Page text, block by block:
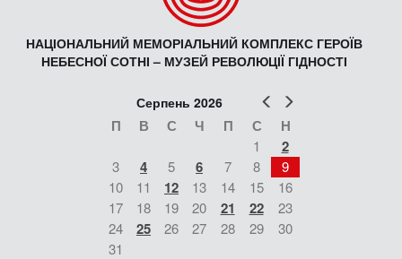
НАЦІОНАЛЬНИЙ МЕМОРІАЛЬНИЙ КОМПЛЕКС ГЕРОЇВ
НЕБЕСНОЇ СОТНІ – МУЗЕЙ РЕВОЛЮЦІЇ ГІДНОСТІ
Попер
Серпень 2026
П В С Ч П С Н
1 2
3 4 5 6 7 8
9
10
11 12 13 14 15
16
17
18 19 20 21 22
23
24
25 26 27 28 29
30
31